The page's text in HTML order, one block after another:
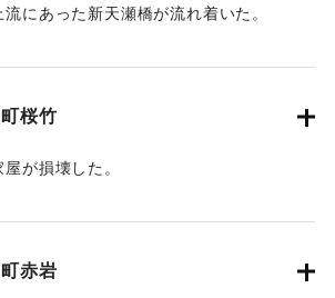
にあった新天瀬橋が流れ着いた。
:01215079
桜竹
が損壊した。
:01215078
赤岩